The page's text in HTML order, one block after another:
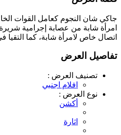
جاكي شان النجوم كعامل القوات
امرأة شابة من عصابة إجرامية
اتصال خاص لامرأة شابة، كما التقيا
تفاصيل العرض
تصنيف العرض :
افلام اجنبي
نوع العرض :
أكشن
اثارة